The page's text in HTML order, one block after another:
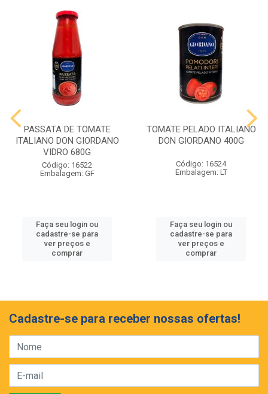
PASSATA DE TOMATE
ITALIANO DON GIORDANO
VIDRO 680G
Código: 16522
Embalagem: GF
Faça seu login ou
cadastre-se para
ver preços e
comprar
TOMATE PELADO ITALIANO
DON GIORDANO 400G
Código: 16524
Embalagem: LT
Faça seu login ou
cadastre-se para
ver preços e
comprar
Cadastre-se para receber nossas ofertas!